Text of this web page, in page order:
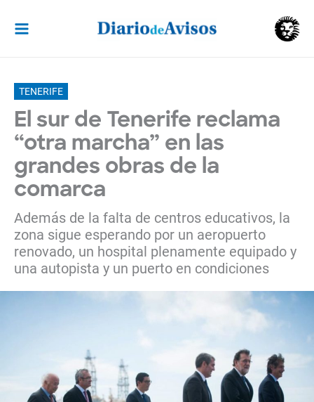
contenido
TENERIFE
El sur de Tenerife reclama
“otra marcha” en las
grandes obras de la
comarca
Además de la falta de centros educativos, la
zona sigue esperando por un aeropuerto
renovado, un hospital plenamente equipado y
una autopista y un puerto en condiciones